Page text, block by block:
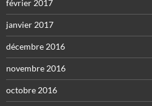
février 2017
janvier 2017
décembre 2016
novembre 2016
octobre 2016